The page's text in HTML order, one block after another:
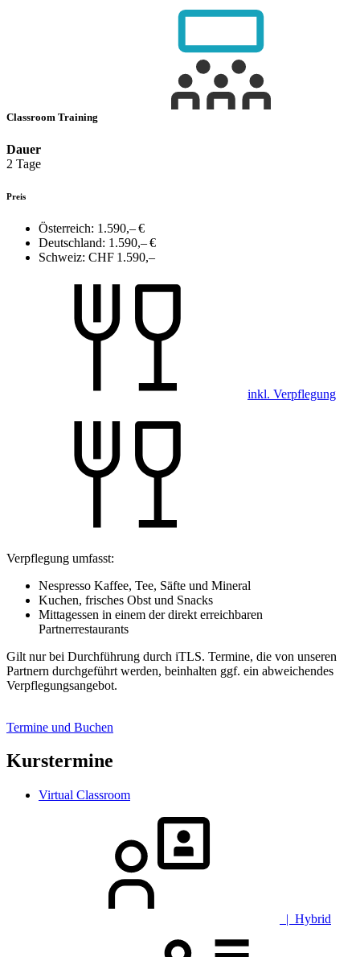
Classroom Training
Dauer
2 Tage
Preis
Österreich: 1.590,– €
Deutschland: 1.590,– €
Schweiz: CHF 1.590,–
inkl. Verpflegung
Verpflegung umfasst:
Nespresso Kaffee, Tee, Säfte und Mineral
Kuchen, frisches Obst und Snacks
Mittagessen in einem der direkt erreichbaren
Partnerrestaurants
Gilt nur bei Durchführung durch iTLS. Termine, die von unseren
Partnern durchgeführt werden, beinhalten ggf. ein abweichendes
Verpflegungsangebot.
Termine und Buchen
Kurstermine
Virtual Classroom
| Hybrid